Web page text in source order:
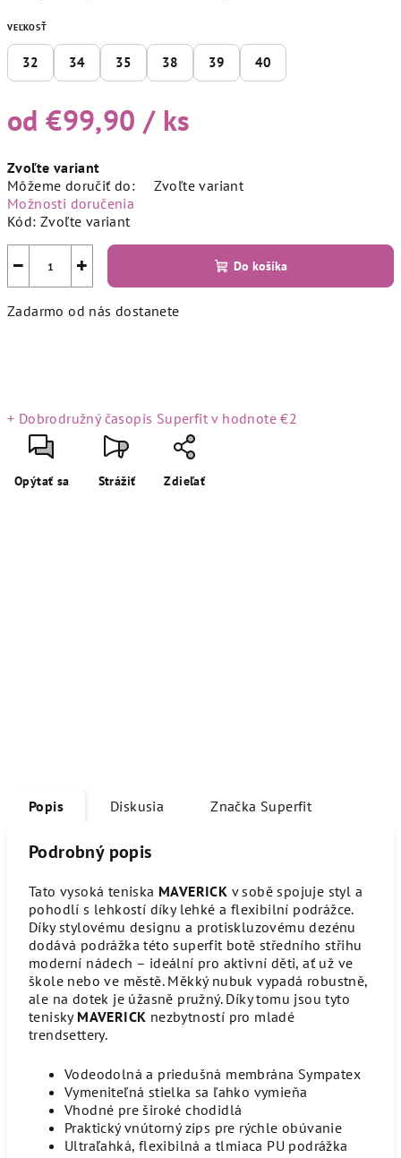
VEĽKOSŤ
32 34 35 38 39 40
od€99,90 / ks
cena:
Zvoľte variant
Môžeme doručiť do:
Zvoľte variant
Možnosti doručenia
Kód: Zvoľte variant
+
− Do košíka
Zadarmo od nás dostanete
+ Dobrodružný časopis Superfitv hodnote €2
Opýtať sa Strážiť Zdieľať
Popis Diskusia Značka Superfit
Podrobný popis
Tato vysoká teniska MAVERICK v sobě spojuje styl a
pohodlí s lehkostí díky lehké a flexibilní podrážce.
Díky stylovému designu a protiskluzovému dezénu
dodává podrážka této superfit botě středního střihu
moderní nádech – ideální pro aktivní děti, ať už ve
škole nebo ve městě. Měkký nubuk vypadá robustně,
ale na dotek je úžasně pružný. Díky tomu jsou tyto
tenisky MAVERICK nezbytností pro mladé
trendsettery.
Vodeodolná a priedušná membrána Sympatex
Vymeniteľná stielka sa ľahko vymieňa
Vhodné pre široké chodidlá
Praktický vnútorný zips pre rýchle obúvanie
Ultraľahká, flexibilná a tlmiaca PU podrážka